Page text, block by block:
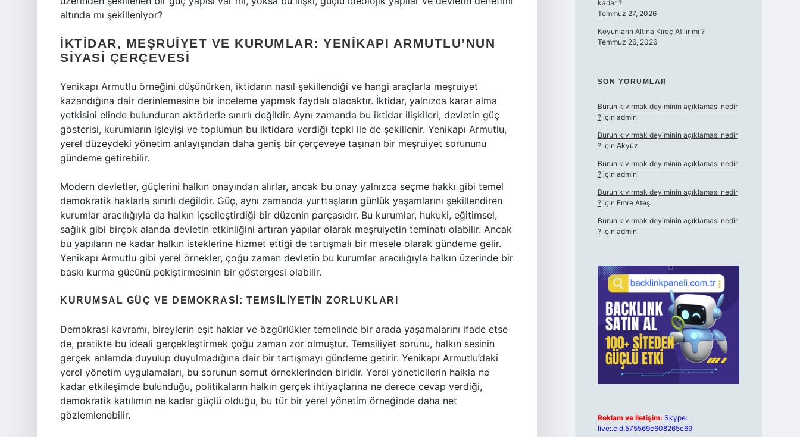
altında mı şekilleniyor?
İKTIDAR, MEŞRUIYET VE KURUMLAR: YENIKAPI ARMUTLU’NUN
SIYASI ÇERÇEVESI
Yenikapı Armutlu örneğini düşünürken, iktidarın nasıl şekillendiği ve hangi araçlarla meşruiyet
kazandığına dair derinlemesine bir inceleme yapmak faydalı olacaktır. İktidar, yalnızca karar alma
yetkisini elinde bulunduran aktörlerle sınırlı değildir. Aynı zamanda bu iktidar ilişkileri, devletin güç
gösterisi, kurumların işleyişi ve toplumun bu iktidara verdiği tepki ile de şekillenir. Yenikapı Armutlu,
yerel düzeydeki yönetim anlayışından daha geniş bir çerçeveye taşınan bir meşruiyet sorununu
gündeme getirebilir.
Modern devletler, güçlerini halkın onayından alırlar, ancak bu onay yalnızca seçme hakkı gibi temel
demokratik haklarla sınırlı değildir. Güç, aynı zamanda yurttaşların günlük yaşamlarını şekillendiren
kurumlar aracılığıyla da halkın içselleştirdiği bir düzenin parçasıdır. Bu kurumlar, hukuki, eğitimsel,
sağlık gibi birçok alanda devletin etkinliğini artıran yapılar olarak meşruiyetin teminatı olabilir. Ancak
bu yapıların ne kadar halkın isteklerine hizmet ettiği de tartışmalı bir mesele olarak gündeme gelir.
Yenikapı Armutlu gibi yerel örnekler, çoğu zaman devletin bu kurumlar aracılığıyla halkın üzerinde bir
baskı kurma gücünü pekiştirmesinin bir göstergesi olabilir.
KURUMSAL GÜÇ VE DEMOKRASI: TEMSILIYETIN ZORLUKLARI
Demokrasi kavramı, bireylerin eşit haklar ve özgürlükler temelinde bir arada yaşamalarını ifade etse
de, pratikte bu ideali gerçekleştirmek çoğu zaman zor olmuştur. Temsiliyet sorunu, halkın sesinin
gerçek anlamda duyulup duyulmadığına dair bir tartışmayı gündeme getirir. Yenikapı Armutlu’daki
yerel yönetim uygulamaları, bu sorunun somut örneklerinden biridir. Yerel yöneticilerin halkla ne
kadar etkileşimde bulunduğu, politikaların halkın gerçek ihtiyaçlarına ne derece cevap verdiği,
demokratik katılımın ne kadar güçlü olduğu, bu tür bir yerel yönetim örneğinde daha net
gözlemlenebilir.
kadar ?
Temmuz 27, 2026
Koyunların Altına Kireç Atılır mı ?
Temmuz 26, 2026
SON YORUMLAR
Burun kıvırmak deyiminin açıklaması nedir
?için admin
Burun kıvırmak deyiminin açıklaması nedir
?için Akyüz
Burun kıvırmak deyiminin açıklaması nedir
?için admin
Burun kıvırmak deyiminin açıklaması nedir
?için Emre Ateş
Burun kıvırmak deyiminin açıklaması nedir
?için admin
Reklam ve İletişim: Skype:
live:.cid.575569c608265c69